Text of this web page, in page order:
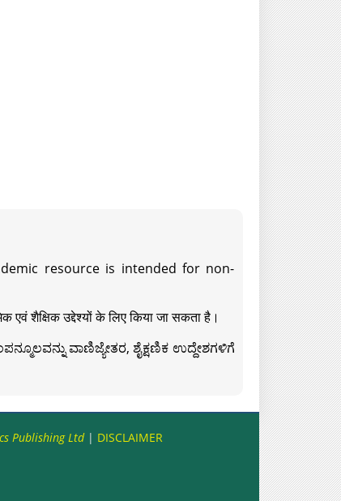
resource is intended for non-
एवं शैक्षिक उद्देश्यों के लिए किया जा सकता है।
ವಾಣಿಜ್ಯೇತರ, ಶೈಕ್ಷಣಿಕ ಉದ್ದೇಶಗಳಿಗೆ
Publishing Ltd| DISCLAIMER